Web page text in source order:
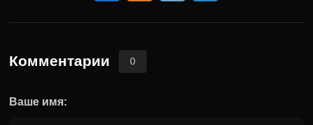
Комментарии 0
Ваше имя: